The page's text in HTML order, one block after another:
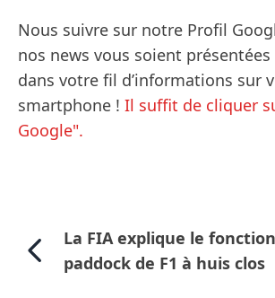
Nous suivre sur notre Profil
nos news vous soient
dans votre fil d’informations sur
smartphone ! Il suffit de cliquer
Google".
La FIA explique le
paddock de F1 à huis clos